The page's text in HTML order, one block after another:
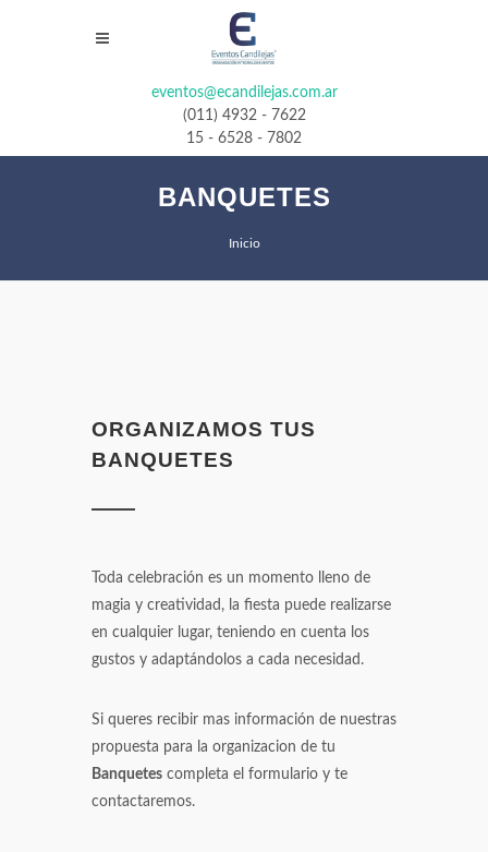
eventos@ecandilejas.com.ar
(011) 4932 - 7622
15 - 6528 - 7802
BANQUETES
Inicio
ORGANIZAMOS TUS
BANQUETES
Toda celebración es un momento lleno de
magia y creatividad, la fiesta puede realizarse
en cualquier lugar, teniendo en cuenta los
gustos y adaptándolos a cada necesidad.
Si queres recibir mas información de nuestras
propuesta para la organizacion de tu
Banquetes completa el formulario y te
contactaremos.